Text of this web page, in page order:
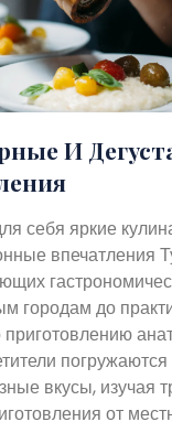
И
себя яркие
впечатления
городам до
приготовлению
погружаются
вкусы, изучая
от